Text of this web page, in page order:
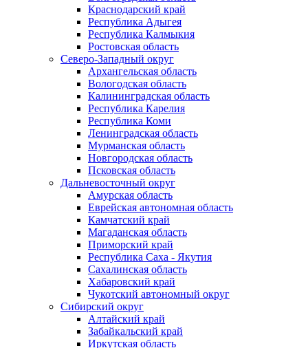
Краснодарский край
Республика Адыгея
Республика Калмыкия
Ростовская область
Северо-Западный округ
Архангельская область
Вологодская область
Калининградская область
Республика Карелия
Республика Коми
Ленинградская область
Мурманская область
Новгородская область
Псковская область
Дальневосточный округ
Амурская область
Еврейская автономная область
Камчатский край
Магаданская область
Приморский край
Республика Саха - Якутия
Сахалинская область
Хабаровский край
Чукотский автономный округ
Сибирский округ
Алтайский край
Забайкальский край
Иркутская область